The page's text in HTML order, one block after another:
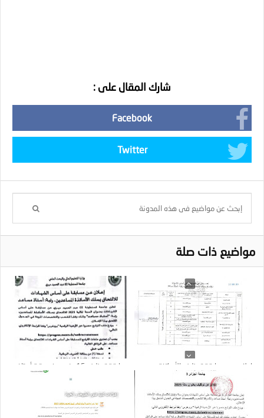
شارك المقال على :
Facebook
Twitter
مواضيع ذات صلة
إعلان عن مسابقة توظيف الأساتذة
المساعدين : عدد المناصب 35
مسابقة توظيف 15 منصب في رتبة أستاذ